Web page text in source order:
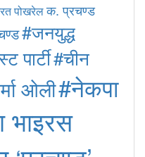
पोखरेलक. प्रचण्ड
#जनयुद्ध
पार्टी#चीन
ओली#नेकपा
भाइरस